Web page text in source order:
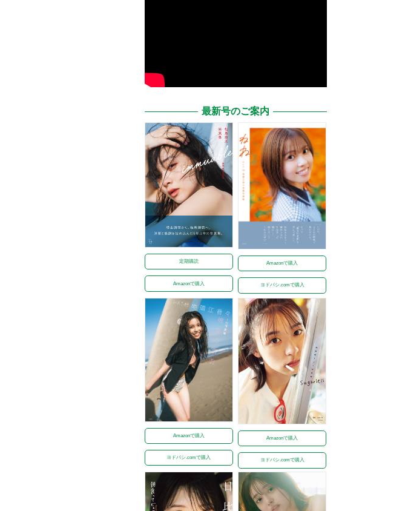
最新号のご案内
定期購読
Amazonで購入
Amazonで購入
ヨドバシ.comで購入
Amazonで購入
ヨドバシ.comで購入
Amazonで購入
ヨドバシ.comで購入